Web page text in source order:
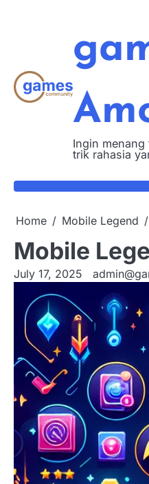
Ingin
trik rahasia
Home Mobile Legend
Mobile
July 17, 2025